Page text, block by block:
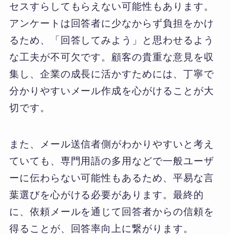
セスすらしてもらえない可能性もあります。
アンケートは回答者に少なからず負担をかけ
るため、「回答してみよう」と思わせるよう
な工夫が不可欠です。顧客の貴重な意見を収
集し、企業の成長に活かすためには、丁寧で
分かりやすいメール作成を心がけることが大
切です。
また、メール送信者側がわかりやすいと考え
ていても、専門用語の多用などで一般ユーザ
ーに伝わらない可能性もあるため、平易な言
葉選びを心がける必要があります。最終的
に、依頼メールを通じて回答者からの信頼を
得ることが、回答率向上に繋がります。